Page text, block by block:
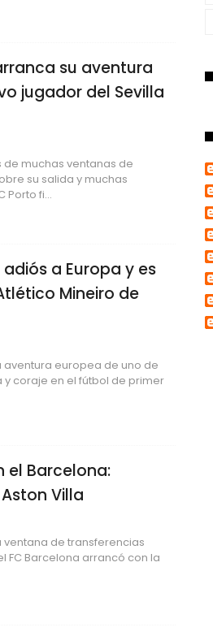
su aventura
jugador del Sevilla
muchas ventanas de
su salida y muchas
Porto fi...
a Europa y es
Mineiro de
aventura europea de uno de
coraje en el fútbol de primer
el Barcelona:
Villa
ventana de transferencias
FC Barcelona arrancó con la